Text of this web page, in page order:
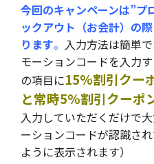
今回のキャンペーンは”プ
ックアウト（お会計）の
ります。 入力方法は簡単
モーションコードを入力
の項目に15%割引クー
と常時5%割引クーポ
入力していただくだけで
ーションコードが認識さ
ように表示されます）